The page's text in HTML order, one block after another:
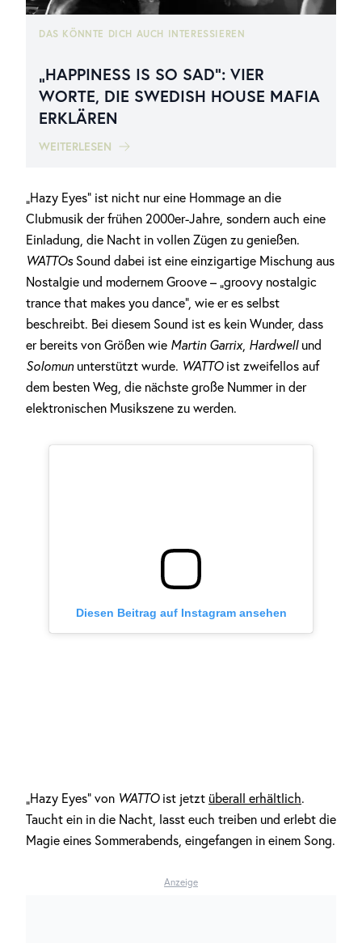
DAS KÖNNTE DICH AUCH INTERESSIEREN
„HAPPINESS IS SO SAD“: VIER
WORTE, DIE SWEDISH HOUSE MAFIA
ERKLÄREN
WEITERLESEN
„Hazy Eyes“ ist nicht nur eine Hommage an die
Clubmusik der frühen 2000er-Jahre, sondern auch eine
Einladung, die Nacht in vollen Zügen zu genießen.
WATTOs Sound dabei ist eine einzigartige Mischung aus
Nostalgie und modernem Groove – „groovy nostalgic
trance that makes you dance“, wie er es selbst
beschreibt. Bei diesem Sound ist es kein Wunder, dass
er bereits von Größen wie Martin Garrix, Hardwell und
Solomun unterstützt wurde. WATTO ist zweifellos auf
dem besten Weg, die nächste große Nummer in der
elektronischen Musikszene zu werden.
Diesen Beitrag auf Instagram ansehen
„Hazy Eyes“ von WATTO ist jetzt überall erhältlich.
Taucht ein in die Nacht, lasst euch treiben und erlebt die
Magie eines Sommerabends, eingefangen in einem Song.
Anzeige